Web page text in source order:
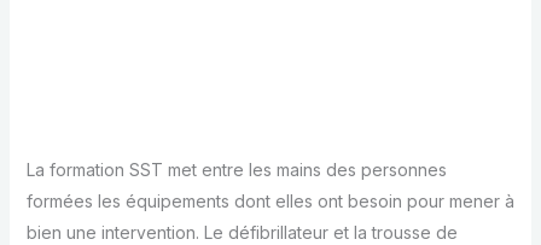
La formation SST met entre les mains des personnes
formées les équipements dont elles ont besoin pour mener à
bien une intervention. Le défibrillateur et la trousse de